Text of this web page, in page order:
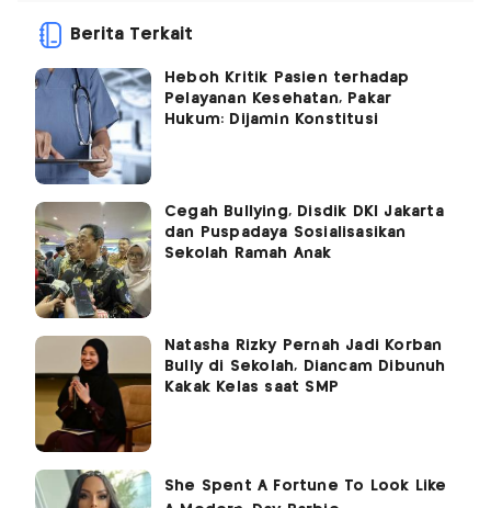
Berita Terkait
Heboh Kritik Pasien terhadap
Pelayanan Kesehatan, Pakar
Hukum: Dijamin Konstitusi
Cegah Bullying, Disdik DKI Jakarta
dan Puspadaya Sosialisasikan
Sekolah Ramah Anak
Natasha Rizky Pernah Jadi Korban
Bully di Sekolah, Diancam Dibunuh
Kakak Kelas saat SMP